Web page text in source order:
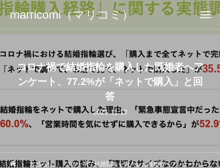
marricomi（マリコミ）
コロナ禍で結婚指輪を購入した既婚者へア
ンケート、77.2%が「ネットで購入」と回
答
2021.11.12
お知らせ コロナ禍で結婚指輪を購入した既婚者へアンケート、77.2%が「ネットで購入」と回答